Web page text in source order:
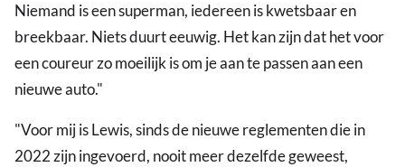
Niemand is een superman, iedereen is kwetsbaar en
breekbaar. Niets duurt eeuwig. Het kan zijn dat het voor
een coureur zo moeilijk is om je aan te passen aan een
nieuwe auto."
"Voor mij is Lewis, sinds de nieuwe reglementen die in
2022 zijn ingevoerd, nooit meer dezelfde geweest,